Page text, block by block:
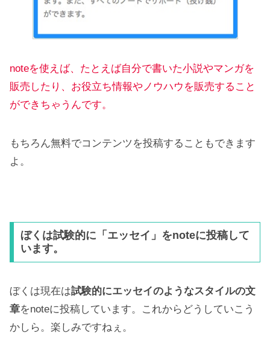
noteを使えば、たとえば自分で書いた小説やマンガを
販売したり、お役立ち情報やノウハウを販売すること
ができちゃうんです。
もちろん無料でコンテンツを投稿することもできます
よ。
ぼくは試験的に「エッセイ」をnoteに投稿して
います。
ぼくは現在は試験的にエッセイのようなスタイルの文
章をnoteに投稿しています。これからどうしていこう
かしら。楽しみですねぇ。